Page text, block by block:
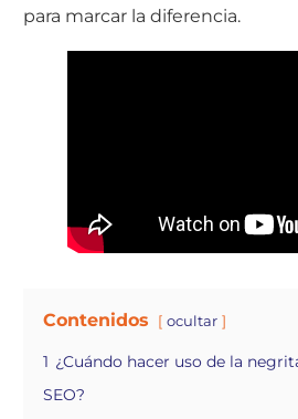
para marcar la diferencia.
Contenidos ocultar
1 ¿Cuándo hacer uso de la
SEO?